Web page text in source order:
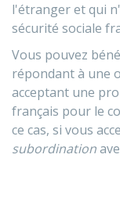
l'étranger et qui
sécurité sociale
Vous pouvez
répondant à une
acceptant une
français pour le
ce cas, si vous
subordination